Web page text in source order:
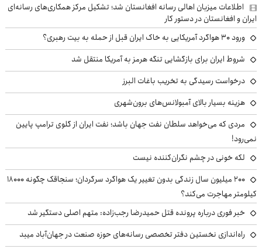
اطلاعات میزبان اهالی رسانه افغانستان شد؛ تشکیل مرکز همکاری‌های رسانه‌ای
ایران و افغانستان در دستور کار
ورود ۳۰ هواگرد آمریکایی به خاک ایران قبل از حمله به بیت رهبری؟
شروط ایران برای بازگشایی تنگه هرمز به آمریکا منتقل شد
درخواست رسیدگی به تخریب باغات البرز
هزینه بسیار بالای آمبولانس‌های برون‌شهری
مردی که می‌خواهد سلطان نفت جهان باشد؛ نفت ایران از گلوی ترامپ پایین
نمی‌رود!
لکه خونی در چشم نگران‌کننده نیست
۲۰۰ میلیون سال زندگی بدون تغییر یک هواگرد سرگردان؛ سنجاقک‌ چگونه ۱۸۰۰۰
کیلومتر مهاجرت می‌کند؟
خبر فوری درباره پرونده قتل حمیدرضا رجب‌زاده: متهم اصلی دستگیر شد
راه‌اندازی نخستین دفتر تخصصی رسانه‌های حوزه صنعت در جهان‌آباد میبد